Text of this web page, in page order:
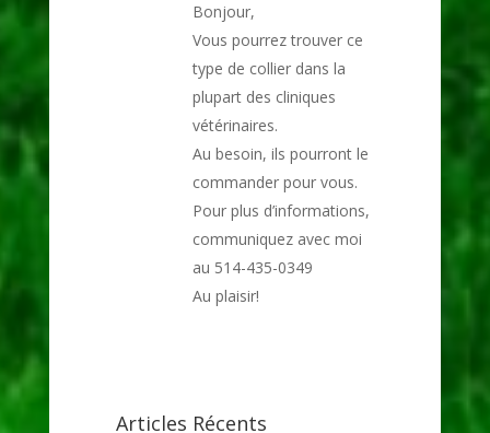
Bonjour,
Vous pourrez trouver ce
type de collier dans la
plupart des cliniques
vétérinaires.
Au besoin, ils pourront le
commander pour vous.
Pour plus d’informations,
communiquez avec moi
au 514-435-0349
Au plaisir!
Articles Récents